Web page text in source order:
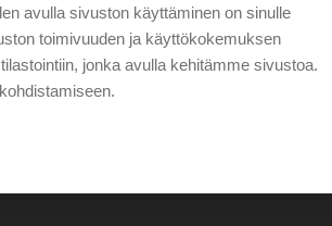
avulla sivuston käyttäminen on sinulle
toimivuuden ja käyttökokemuksen
jonka avulla kehitämme sivustoa.